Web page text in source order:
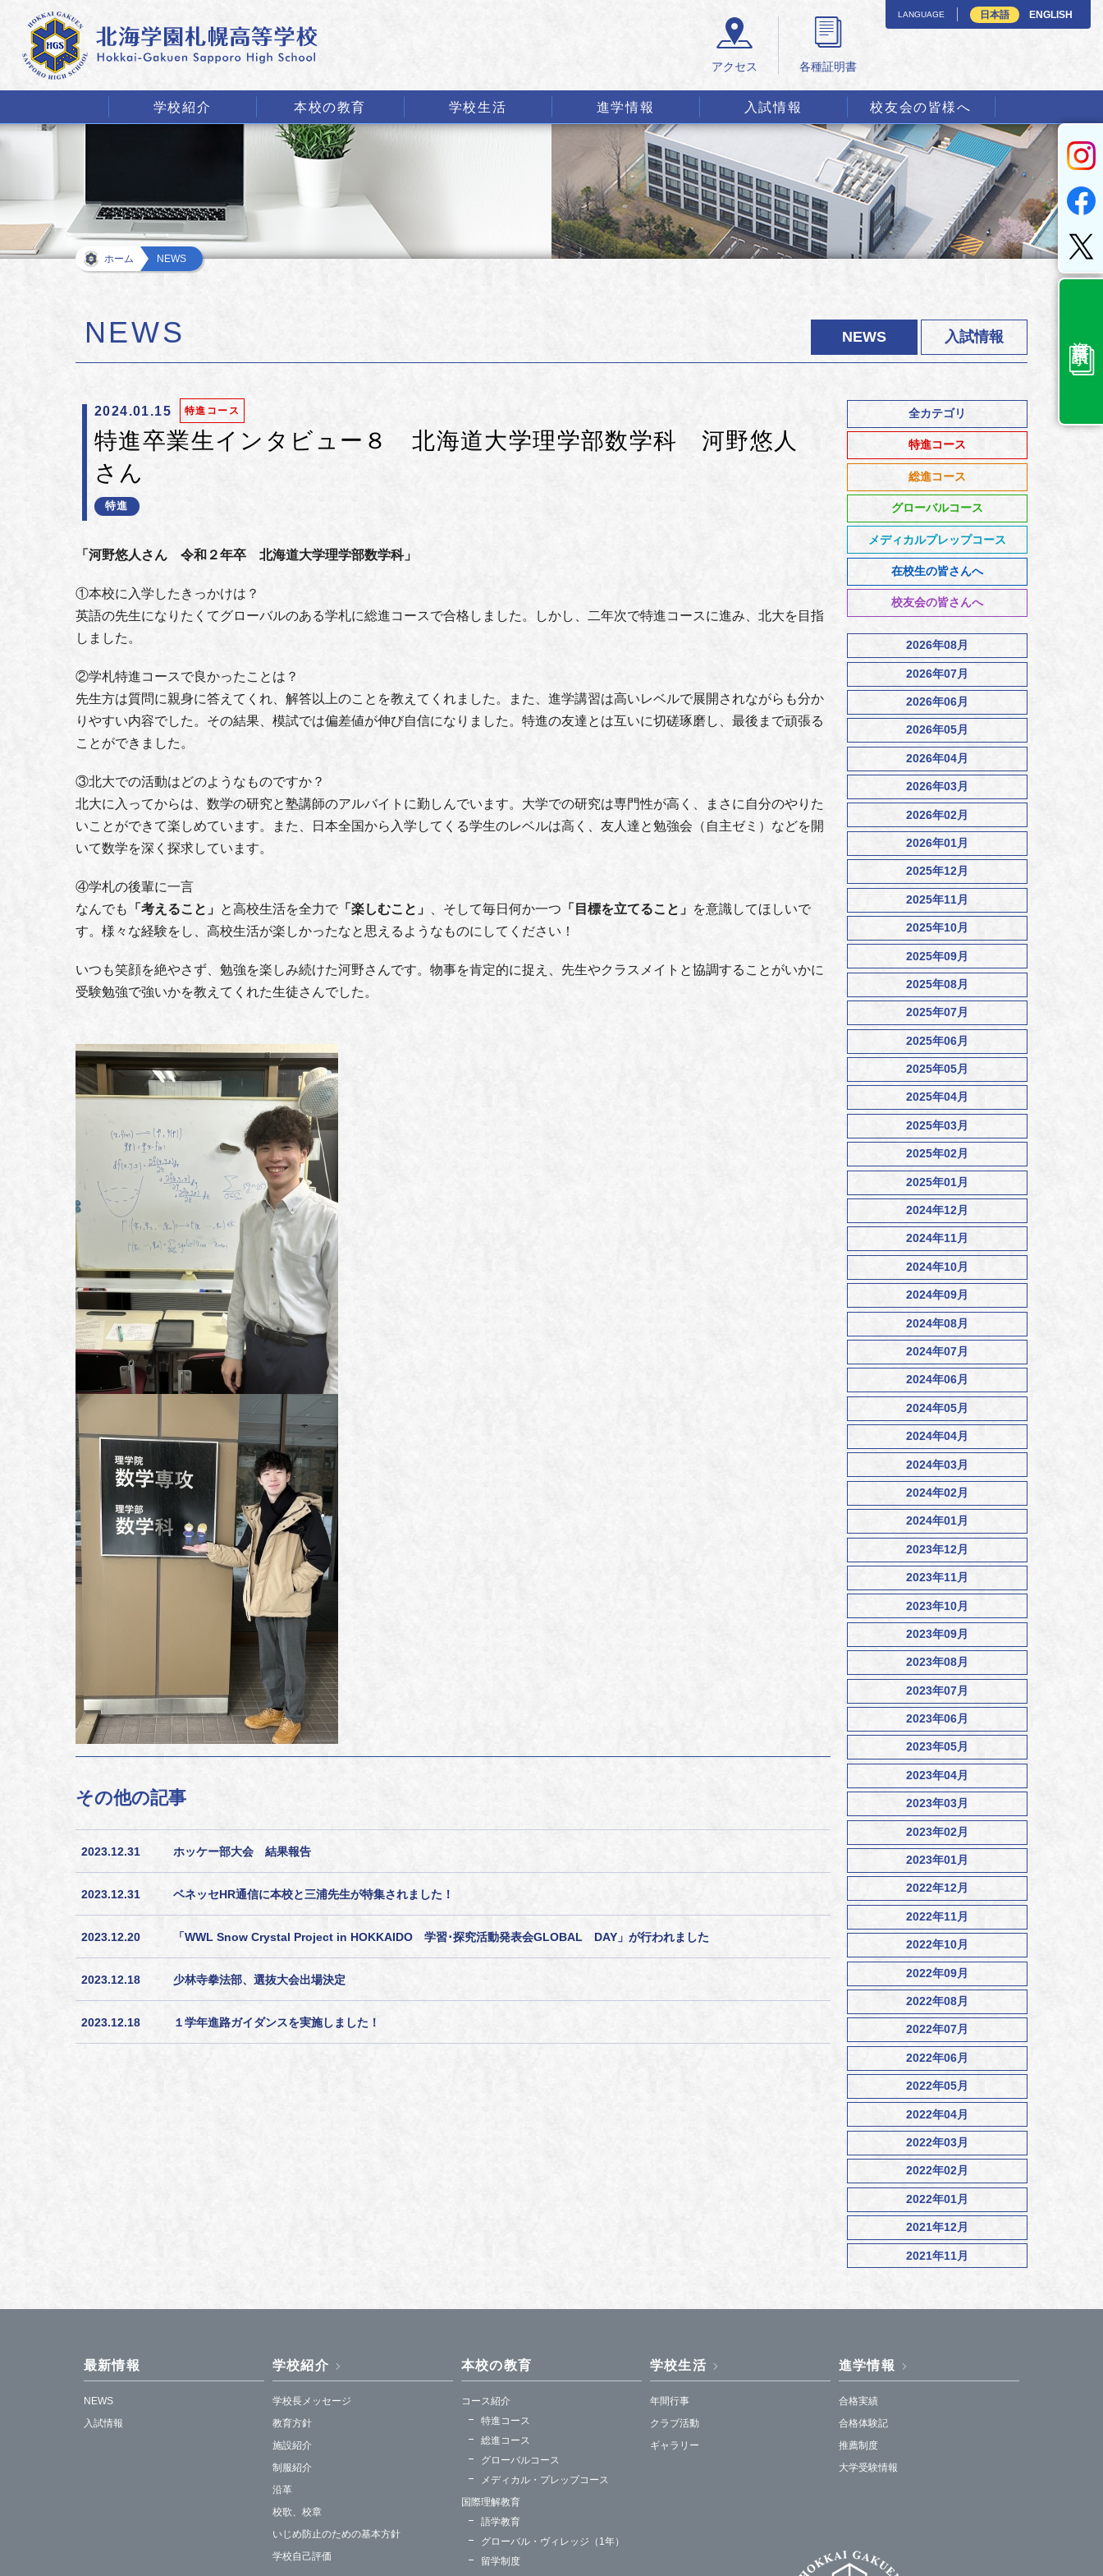
アクセス 各種証明書
学校紹介 本校の教育 学校生活 進学情報 入試情報 校友会の皆様へ
LANGUAGE 日本語 ENGLISH
ホーム NEWS
NEWS NEWS 入試情報
2024.01.15 特進コース
特進卒業生インタビュー８ 北海道大学理学部数学科 河野悠人
さん
特進
「河野悠人さん 令和２年卒 北海道大学理学部数学科」
①本校に入学したきっかけは？
英語の先生になりたくてグローバルのある学札に総進コースで合格しました。しかし、二年次で特進コースに進み、北大を目指
しました。
②学札特進コースで良かったことは？
先生方は質問に親身に答えてくれ、解答以上のことを教えてくれました。また、進学講習は高いレベルで展開されながらも分か
りやすい内容でした。その結果、模試では偏差値が伸び自信になりました。特進の友達とは互いに切磋琢磨し、最後まで頑張る
ことができました。
③北大での活動はどのようなものですか？
北大に入ってからは、数学の研究と塾講師のアルバイトに勤しんでいます。大学での研究は専門性が高く、まさに自分のやりた
いことができて楽しめています。また、日本全国から入学してくる学生のレベルは高く、友人達と勉強会（自主ゼミ）などを開
いて数学を深く探求しています。
④学札の後輩に一言
なんでも
「考えること」 と高校生活を全力で「楽しむこと」 、そして毎日何か一つ 「目標を立てること」 を意識してほしいで
す。様々な経験をし、高校生活が楽しかったなと思えるようなものにしてください！
いつも笑顔を絶やさず、勉強を楽しみ続けた河野さんです。物事を肯定的に捉え、先生やクラスメイトと協調することがいかに
受験勉強で強いかを教えてくれた生徒さんでした。
その他の記事
2023.12.31 ホッケー部大会 結果報告
2023.12.31 ベネッセHR通信に本校と三浦先生が特集されました！
2023.12.20 「WWL Snow Crystal Project in HOKKAIDO 学習･探究活動発表会GLOBAL DAY」が行われました
2023.12.18 少林寺拳法部、選抜大会出場決定
2023.12.18 １学年進路ガイダンスを実施しました！
全カテゴリ
特進コース
総進コース
グローバルコース
メディカルプレップコース
在校生の皆さんへ
校友会の皆さんへ
2026年08月
2026年07月
2026年06月
2026年05月
2026年04月
2026年03月
2026年02月
2026年01月
2025年12月
2025年11月
2025年10月
2025年09月
2025年08月
2025年07月
2025年06月
2025年05月
2025年04月
2025年03月
2025年02月
2025年01月
2024年12月
2024年11月
2024年10月
2024年09月
2024年08月
2024年07月
2024年06月
2024年05月
2024年04月
2024年03月
2024年02月
2024年01月
2023年12月
2023年11月
2023年10月
2023年09月
2023年08月
2023年07月
2023年06月
2023年05月
2023年04月
2023年03月
2023年02月
2023年01月
2022年12月
2022年11月
2022年10月
2022年09月
2022年08月
2022年07月
2022年06月
2022年05月
2022年04月
2022年03月
2022年02月
2022年01月
2021年12月
2021年11月
最新情報
NEWS
入試情報
学校紹介
学校長メッセージ
教育方針
施設紹介
制服紹介
沿革
校歌、校章
いじめ防止のための基本方針
学校自己評価
本校の教育
コース紹介
特進コース
総進コース
グローバルコース
メディカル・プレップコース
国際理解教育
語学教育
グローバル・ヴィレッジ（1年）
留学制度
学校生活
年間行事
クラブ活動
ギャラリー
進学情報
合格実績
合格体験記
推薦制度
大学受験情報